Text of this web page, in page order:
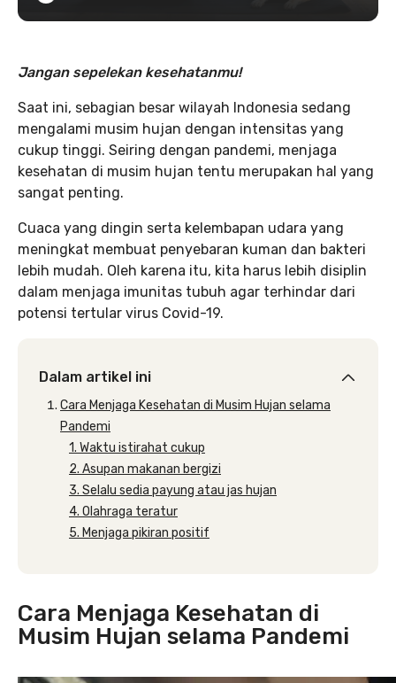
Jangan sepelekan kesehatanmu!
Saat ini, sebagian besar wilayah Indonesia sedang
mengalami musim hujan dengan intensitas yang
cukup tinggi. Seiring dengan pandemi, menjaga
kesehatan di musim hujan tentu merupakan hal yang
sangat penting.
Cuaca yang dingin serta kelembapan udara yang
meningkat membuat penyebaran kuman dan bakteri
lebih mudah. Oleh karena itu, kita harus lebih disiplin
dalam menjaga imunitas tubuh agar terhindar dari
potensi tertular virus Covid-19.
Dalam artikel ini
Cara Menjaga Kesehatan di Musim Hujan selama
Pandemi
1. Waktu istirahat cukup
2. Asupan makanan bergizi
3. Selalu sedia payung atau jas hujan
4. Olahraga teratur
5. Menjaga pikiran positif
Cara Menjaga Kesehatan di
Musim Hujan selama Pandemi